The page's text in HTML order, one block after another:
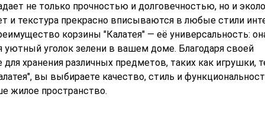
не только прочностью и долговечностью, но и
и текстура прекрасно вписываются в любые стили
корзины "Калатея" — её универсальность:
уголок зелени в вашем доме. Благодаря своей
хранения различных предметов, таких как игрушки,
вы выбираете качество, стиль и
жилое пространство.